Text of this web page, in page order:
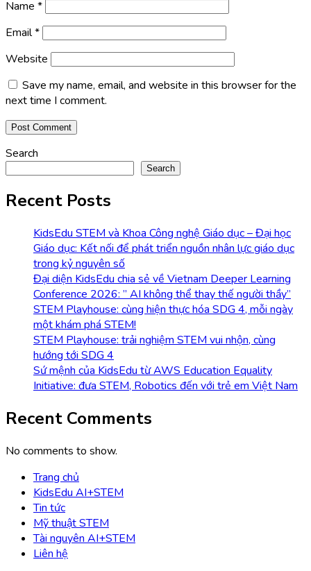
Name *
Email*
Website
Save my name, email, and website in this browser for the
next time I comment.
Search
Search
Recent Posts
KidsEdu STEM và Khoa Công nghệ Giáo dục – Đại học
Giáo dục: Kết nối để phát triển nguồn nhân lực giáo dục
trong kỷ nguyên số
Đại diện KidsEdu chia sẻ về Vietnam Deeper Learning
Conference 2026: ” AI không thể thay thế người thầy”
STEM Playhouse: cùng hiện thực hóa SDG 4, mỗi ngày
một khám phá STEM!
STEM Playhouse: trải nghiệm STEM vui nhộn, cùng
hướng tới SDG 4
Sứ mệnh của KidsEdu từ AWS Education Equality
Initiative: đưa STEM, Robotics đến với trẻ em Việt Nam
Recent Comments
No comments to show.
Trang chủ
KidsEdu AI+STEM
Tin tức
Mỹ thuật STEM
Tài nguyên AI+STEM
Liên hệ